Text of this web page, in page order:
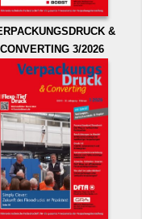
&
CONVERTING 3/2026